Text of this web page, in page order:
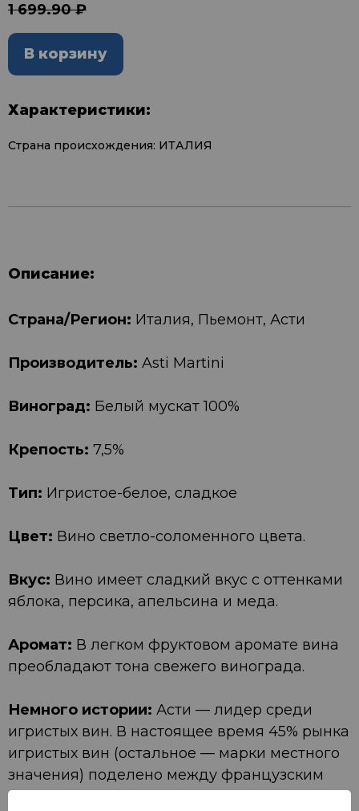
1 699.90 ₽
В корзину
Характеристики:
Страна происхождения: ИТАЛИЯ
Описание:
Страна/Регион: Италия, Пьемонт, Асти
Производитель: Asti Martini
Виноград: Белый мускат 100%
Крепость: 7,5%
Тип: Игристое-белое, сладкое
Цвет: Вино светло-соломенного цвета.
Вкус: Вино имеет сладкий вкус с оттенками
яблока, персика, апельсина и меда.
Аромат: В легком фруктовом аромате вина
преобладают тона свежего винограда.
Немного истории: Асти — лидер среди
игристых вин. В настоящее время 45% рынка
игристых вин (остальное — марки местного
значения) поделено между французским
шампанским, итальянским Асти, испанским